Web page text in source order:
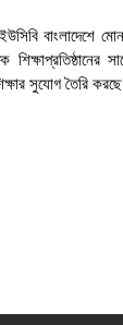
বাংলাদেশে
সুযোগ তৈরি